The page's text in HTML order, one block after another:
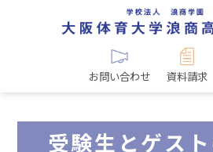
お問い合わせ 資料請求
受験生とゲス